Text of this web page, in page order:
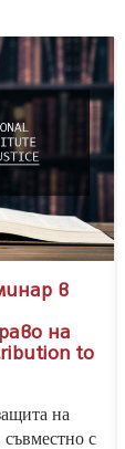
в
на
to
на
с